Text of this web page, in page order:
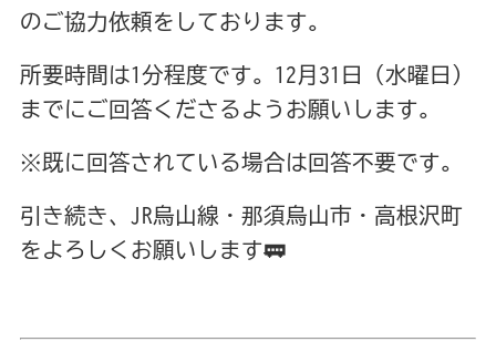
のご協力依頼をしております。
所要時間は1分程度です。12月31日（水曜日）
までにご回答くださるようお願いします。
※既に回答されている場合は回答不要です。
引き続き、JR烏山線・那須烏山市・高根沢町
をよろしくお願いします🚃